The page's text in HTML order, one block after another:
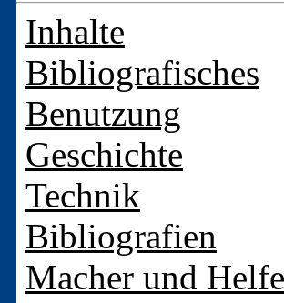
Inhalte
Bibliografisches
Benutzung
Geschichte
Technik
Bibliografien
Macher und